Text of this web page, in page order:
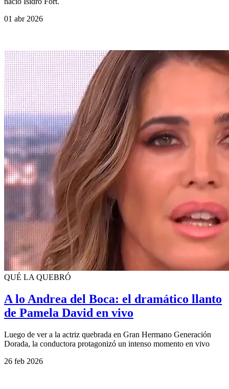
01 abr 2026
QUÉ LA QUEBRÓ
A lo Andrea del Boca: el dramático llanto
de Pamela David en vivo
Luego de ver a la actriz quebrada en Gran Hermano Generación
Dorada, la conductora protagonizó un intenso momento en vivo
26 feb 2026